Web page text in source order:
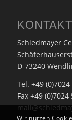
KONTAKT
Schiedmayer
D-73240
Tel. +49
Fax +49 (0)7024